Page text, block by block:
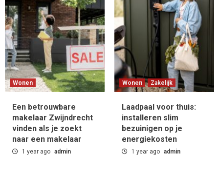
Wonen
Een betrouwbare
makelaar Zwijndrecht
vinden als je zoekt
naar een makelaar
1 year ago admin
Wonen Zakelijk
Laadpaal voor thuis:
installeren slim
bezuinigen op je
energiekosten
1 year ago admin